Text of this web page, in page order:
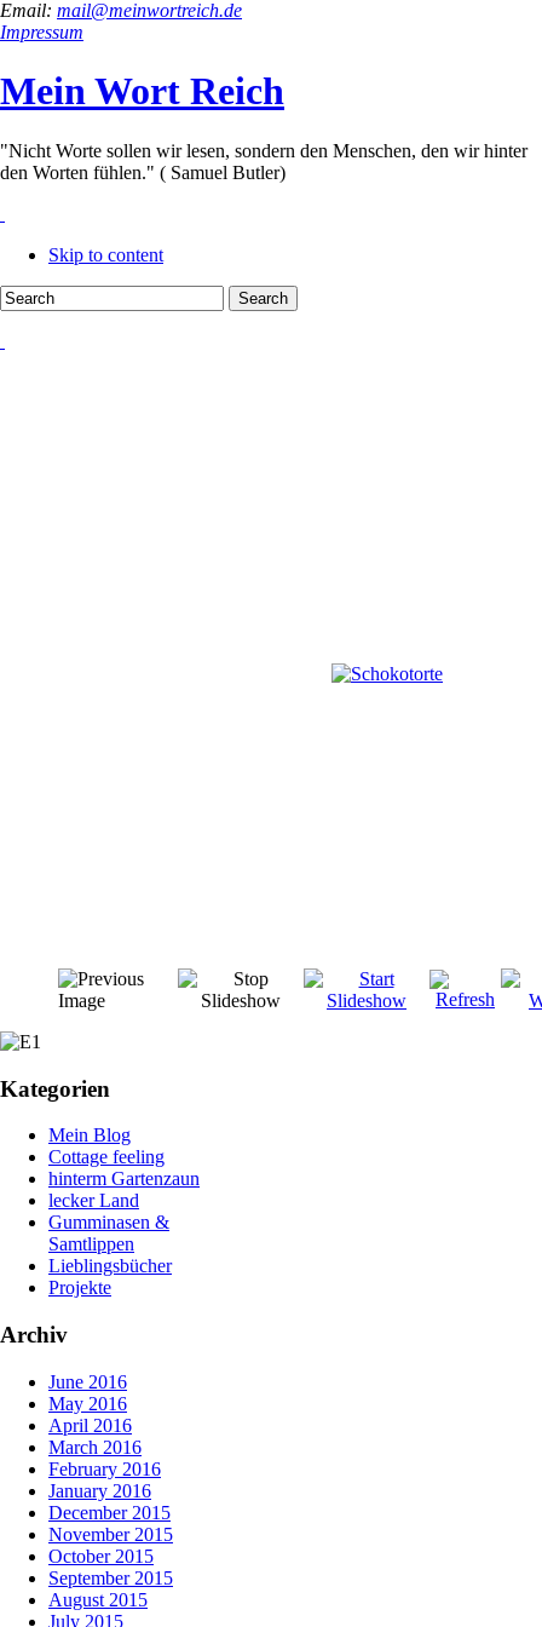
Email: mail@meinwortreich.de
Impressum
Mein Wort Reich
"Nicht Worte sollen wir lesen, sondern den Menschen, den wir hinter
den Worten fühlen." ( Samuel Butler)
Skip to content
Kategorien
Mein Blog
Cottage feeling
hinterm Gartenzaun
lecker Land
Gumminasen &
Samtlippen
Lieblingsbücher
Projekte
Archiv
June 2016
May 2016
April 2016
March 2016
February 2016
January 2016
December 2015
November 2015
October 2015
September 2015
August 2015
July 2015